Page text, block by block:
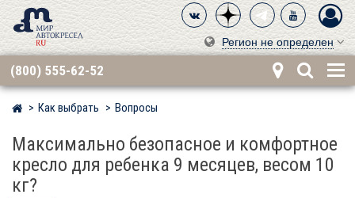
Регион не определен
(800) 555-62-52
Мир детских автокресел
Как выбрать Вопросы
Максимально безопасное и комфортное
кресло для ребенка 9 месяцев, весом 10
кг?